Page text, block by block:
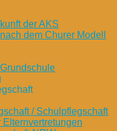
der AKS
dem Churer Modell
/ Schulpflegschaft
Elternvertretungen